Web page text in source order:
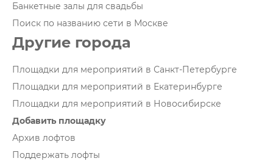
Банкетные залы для свадьбы
Поиск по названию сети в Москве
Другие города
Площадки для мероприятий в Санкт-Петербурге
Площадки для мероприятий в Екатеринбурге
Площадки для мероприятий в Новосибирске
Добавить площадку
Архив лофтов
Поддержать лофты